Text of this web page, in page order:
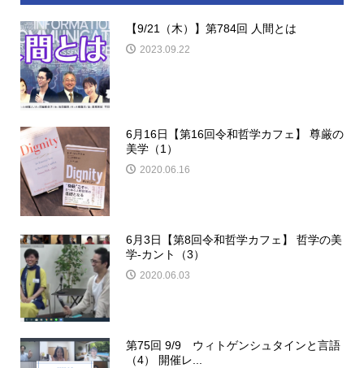
【9/21（木）】第784回 人間とは
2023.09.22
6月16日【第16回令和哲学カフェ】 尊厳の
美学（1）
2020.06.16
6月3日【第8回令和哲学カフェ】 哲学の美
学-カント（3）
2020.06.03
第75回 9/9 ウィトゲンシュタインと言語
（4） 開催レ...